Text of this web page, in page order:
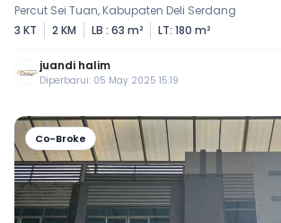
Percut Sei Tuan, Kabupaten Deli Serdang
3 KT
2 KM LB : 63 m² LT: 180 m²
juandi halim
Diperbarui: 05 May 2025 15:19
Co-Broke